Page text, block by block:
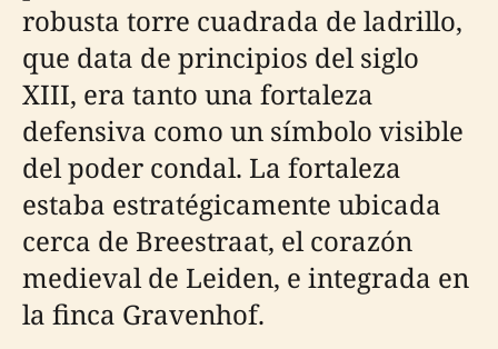
robusta torre cuadrada de ladrillo,
que data de principios del siglo
XIII, era tanto una fortaleza
defensiva como un símbolo visible
del poder condal. La fortaleza
estaba estratégicamente ubicada
cerca de Breestraat, el corazón
medieval de Leiden, e integrada en
la finca Gravenhof.